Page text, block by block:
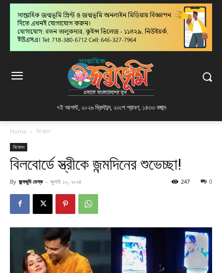
৭ই আগস্ট, ২০২৬ খ্রিস্টাব্দ, ২৩শে শ্রাবণ, ১৪৩৩ বঙ্গাব্দ
Home বিনোদন
বিনোদন
বিলবোর্ডে স্ত্রীকে জন্মদিনের শুভেচ্ছা!
By জন্মভূমি ডেস্ক - জুলাই ১০, ২০২৪ 0
247